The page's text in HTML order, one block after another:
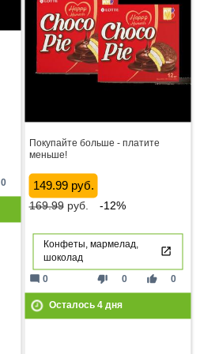
0
Покупайте больше - платите
меньше!
149.99 руб.
169.99руб. -12%
Конфеты, мармелад,
шоколад
thumb_down 0 thumb_up 0
mode_comment 0
Осталось 4дня